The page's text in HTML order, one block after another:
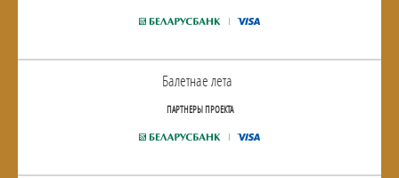
Балетнае лета
ПАРТНЕРЫ ПРОЕКТА